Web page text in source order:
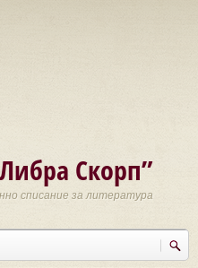
Скорп”
списание за литература